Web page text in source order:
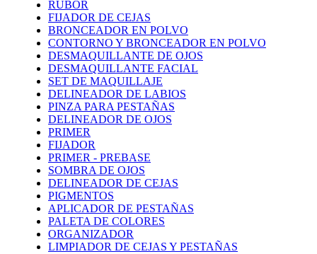
RUBOR
FIJADOR DE CEJAS
BRONCEADOR EN POLVO
CONTORNO Y BRONCEADOR EN POLVO
DESMAQUILLANTE DE OJOS
DESMAQUILLANTE FACIAL
SET DE MAQUILLAJE
DELINEADOR DE LABIOS
PINZA PARA PESTAÑAS
DELINEADOR DE OJOS
PRIMER
FIJADOR
PRIMER - PREBASE
SOMBRA DE OJOS
DELINEADOR DE CEJAS
PIGMENTOS
APLICADOR DE PESTAÑAS
PALETA DE COLORES
ORGANIZADOR
LIMPIADOR DE CEJAS Y PESTAÑAS